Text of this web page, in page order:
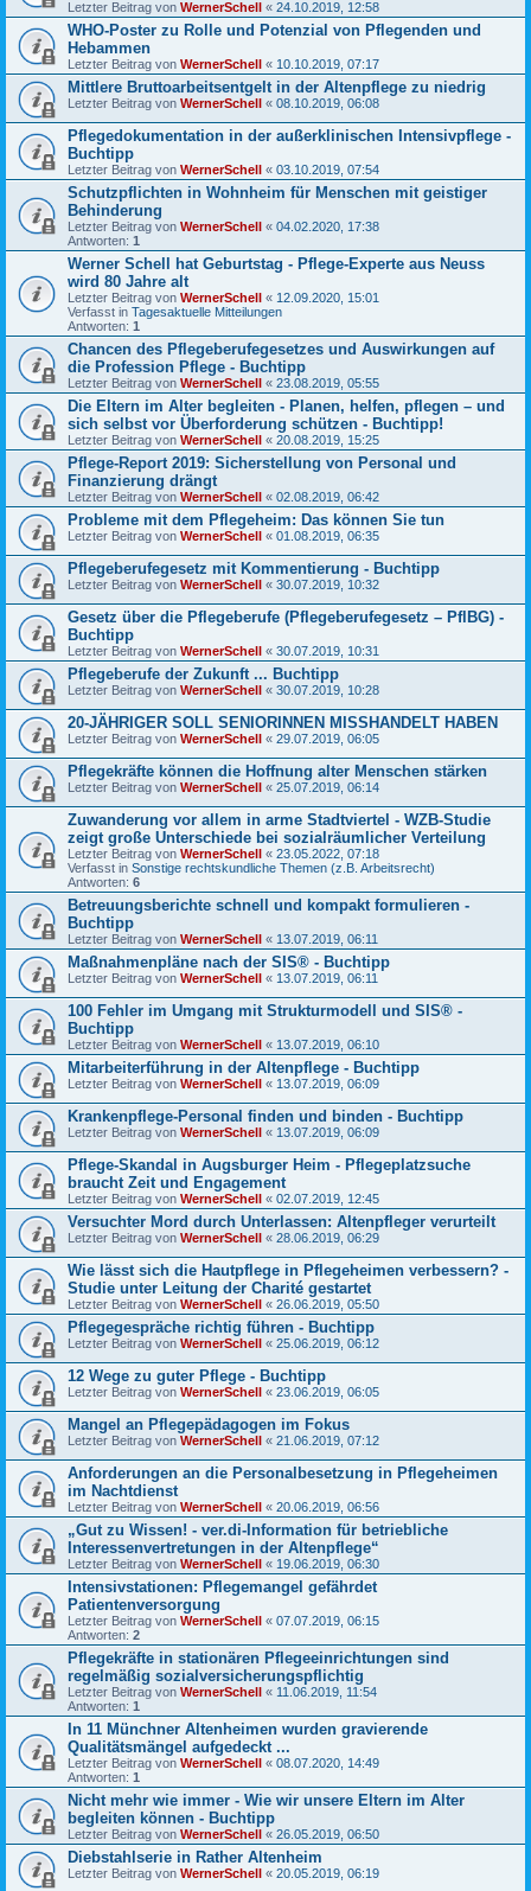
Letzter Beitrag von WernerSchell « 24.10.2019, 12:58
WHO-Poster zu Rolle und Potenzial von Pflegenden und
Hebammen
Letzter Beitrag von WernerSchell « 10.10.2019, 07:17
Mittlere Bruttoarbeitsentgelt in der Altenpflege zu niedrig
Letzter Beitrag von WernerSchell « 08.10.2019, 06:08
Pflegedokumentation in der außerklinischen Intensivpflege -
Buchtipp
Letzter Beitrag von WernerSchell « 03.10.2019, 07:54
Schutzpflichten in Wohnheim für Menschen mit geistiger
Behinderung
Letzter Beitrag von WernerSchell « 04.02.2020, 17:38
Antworten: 1
Werner Schell hat Geburtstag - Pflege-Experte aus Neuss
wird 80 Jahre alt
Letzter Beitrag von WernerSchell « 12.09.2020, 15:01
Verfasst in Tagesaktuelle Mitteilungen
Antworten: 1
Chancen des Pflegeberufegesetzes und Auswirkungen auf
die Profession Pflege - Buchtipp
Letzter Beitrag von WernerSchell « 23.08.2019, 05:55
Die Eltern im Alter begleiten - Planen, helfen, pflegen – und
sich selbst vor Überforderung schützen - Buchtipp!
Letzter Beitrag von WernerSchell « 20.08.2019, 15:25
Pflege-Report 2019: Sicherstellung von Personal und
Finanzierung drängt
Letzter Beitrag von WernerSchell « 02.08.2019, 06:42
Probleme mit dem Pflegeheim: Das können Sie tun
Letzter Beitrag von WernerSchell « 01.08.2019, 06:35
Pflegeberufegesetz mit Kommentierung - Buchtipp
Letzter Beitrag von WernerSchell « 30.07.2019, 10:32
Gesetz über die Pflegeberufe (Pflegeberufegesetz – PflBG) -
Buchtipp
Letzter Beitrag von WernerSchell « 30.07.2019, 10:31
Pflegeberufe der Zukunft ... Buchtipp
Letzter Beitrag von WernerSchell « 30.07.2019, 10:28
20-JÄHRIGER SOLL SENIORINNEN MISSHANDELT HABEN
Letzter Beitrag von WernerSchell « 29.07.2019, 06:05
Pflegekräfte können die Hoffnung alter Menschen stärken
Letzter Beitrag von WernerSchell « 25.07.2019, 06:14
Zuwanderung vor allem in arme Stadtviertel - WZB-Studie
zeigt große Unterschiede bei sozialräumlicher Verteilung
Letzter Beitrag von WernerSchell « 23.05.2022, 07:18
Verfasst in Sonstige rechtskundliche Themen (z.B. Arbeitsrecht)
Antworten: 6
Betreuungsberichte schnell und kompakt formulieren -
Buchtipp
Letzter Beitrag von WernerSchell « 13.07.2019, 06:11
Maßnahmenpläne nach der SIS® - Buchtipp
Letzter Beitrag von WernerSchell « 13.07.2019, 06:11
100 Fehler im Umgang mit Strukturmodell und SIS® -
Buchtipp
Letzter Beitrag von WernerSchell « 13.07.2019, 06:10
Mitarbeiterführung in der Altenpflege - Buchtipp
Letzter Beitrag von WernerSchell « 13.07.2019, 06:09
Krankenpflege-Personal finden und binden - Buchtipp
Letzter Beitrag von WernerSchell « 13.07.2019, 06:09
Pflege-Skandal in Augsburger Heim - Pflegeplatzsuche
braucht Zeit und Engagement
Letzter Beitrag von WernerSchell « 02.07.2019, 12:45
Versuchter Mord durch Unterlassen: Altenpfleger verurteilt
Letzter Beitrag von WernerSchell « 28.06.2019, 06:29
Wie lässt sich die Hautpflege in Pflegeheimen verbessern? -
Studie unter Leitung der Charité gestartet
Letzter Beitrag von WernerSchell « 26.06.2019, 05:50
Pflegegespräche richtig führen - Buchtipp
Letzter Beitrag von WernerSchell « 25.06.2019, 06:12
12 Wege zu guter Pflege - Buchtipp
Letzter Beitrag von WernerSchell « 23.06.2019, 06:05
Mangel an Pflegepädagogen im Fokus
Letzter Beitrag von WernerSchell « 21.06.2019, 07:12
Anforderungen an die Personalbesetzung in Pflegeheimen
im Nachtdienst
Letzter Beitrag von WernerSchell « 20.06.2019, 06:56
„Gut zu Wissen! - ver.di-Information für betriebliche
Interessenvertretungen in der Altenpflege“
Letzter Beitrag von WernerSchell « 19.06.2019, 06:30
Intensivstationen: Pflegemangel gefährdet
Patientenversorgung
Letzter Beitrag von WernerSchell « 07.07.2019, 06:15
Antworten: 2
Pflegekräfte in stationären Pflegeeinrichtungen sind
regelmäßig sozialversicherungspflichtig
Letzter Beitrag von WernerSchell « 11.06.2019, 11:54
Antworten: 1
In 11 Münchner Altenheimen wurden gravierende
Qualitätsmängel aufgedeckt ...
Letzter Beitrag von WernerSchell « 08.07.2020, 14:49
Antworten: 1
Nicht mehr wie immer - Wie wir unsere Eltern im Alter
begleiten können - Buchtipp
Letzter Beitrag von WernerSchell « 26.05.2019, 06:50
Diebstahlserie in Rather Altenheim
Letzter Beitrag von WernerSchell « 20.05.2019, 06:19